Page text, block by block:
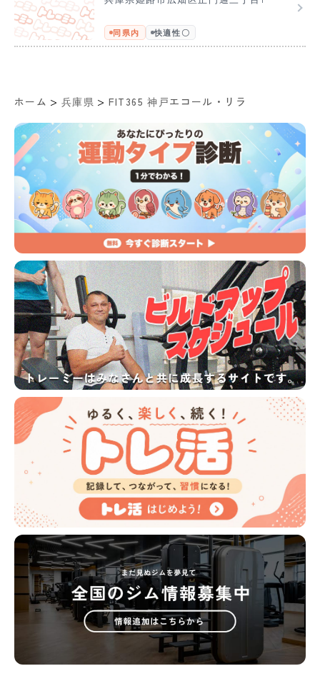
同県内 快適性〇
ホーム > 兵庫県 > FIT365 神戸エコール・リラ